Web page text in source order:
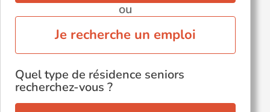
ou
Je recherche un emploi
Quel type de résidence seniors
recherchez-vous ?